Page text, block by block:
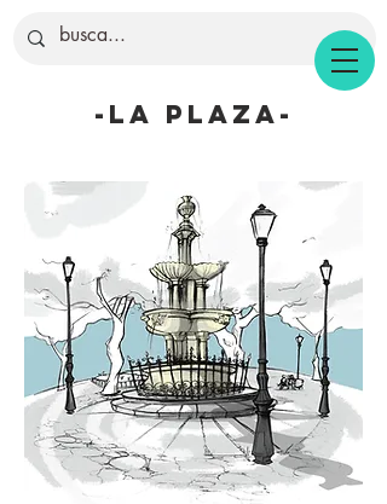
-la plaza-